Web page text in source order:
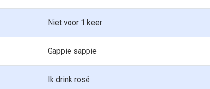
Niet voor 1 keer
Gappie sappie
Ik drink rosé